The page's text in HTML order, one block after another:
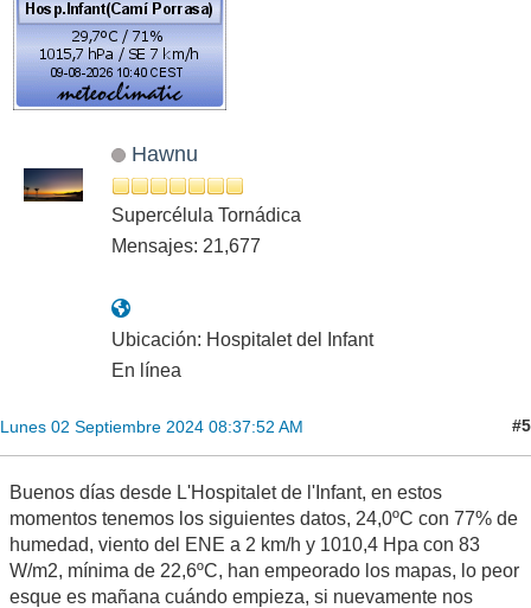
Hawnu
Supercélula Tornádica
Mensajes: 21,677
Ubicación: Hospitalet del Infant
En línea
Lunes 02 Septiembre 2024 08:37:52 AM #5
Buenos días desde L'Hospitalet de l'Infant, en estos
momentos tenemos los siguientes datos, 24,0ºC con 77% de
humedad, viento del ENE a 2 km/h y 1010,4 Hpa con 83
W/m2, mínima de 22,6ºC, han empeorado los mapas, lo peor
esque es mañana cuándo empieza, si nuevamente nos